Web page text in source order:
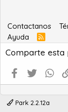
Contactanos
Ayuda
R
S
S
Comparte esta
Facebook
Twitter
Park 2.2.12a